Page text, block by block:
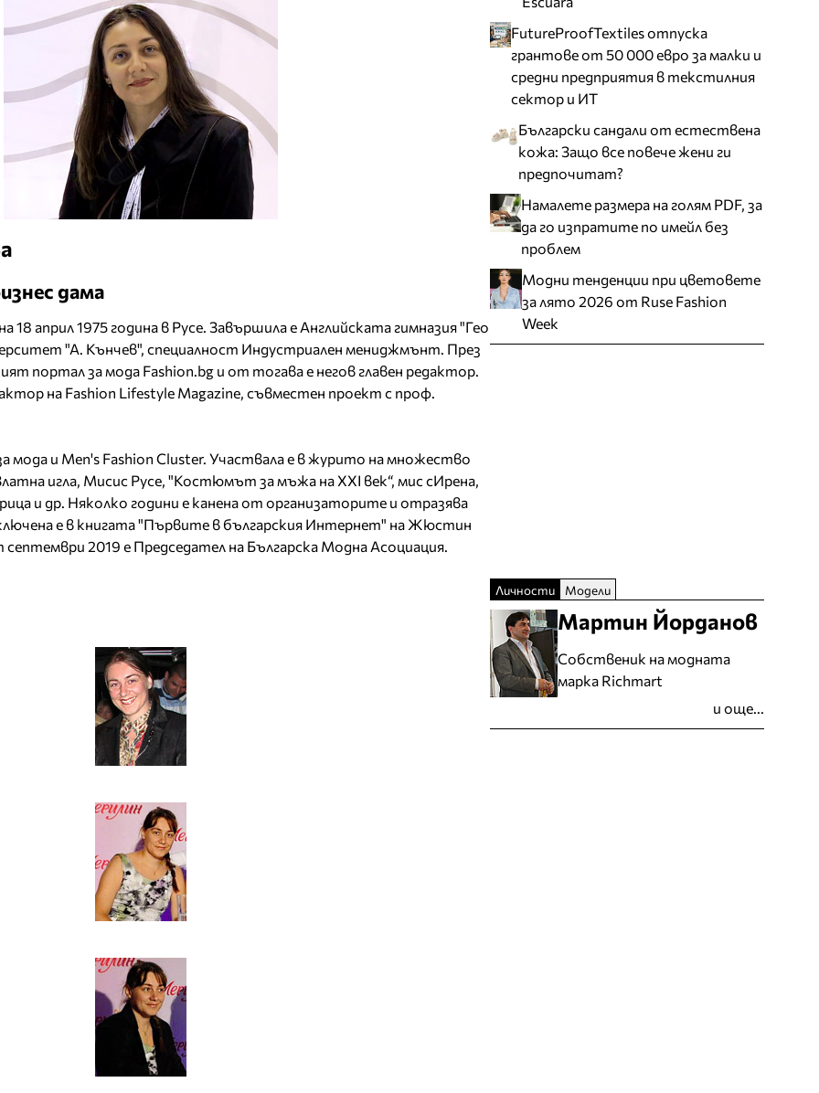
дама
18 април 1975 година в Русе. Завършила е Английската гимназия "Гео
"А. Кънчев", специалност Индустриален мениджмънт. През
портал за мода Fashion.bg и от тогава е негов главен редактор.
на Fashion Lifestyle Magazine, съвместен проект с проф.
мода и Men's Fashion Cluster. Участвала е в журито на множество
игла, Мисис Русе, "Костюмът за мъжа на XXI век“, мис сИрена,
и др. Няколко години е канена от организаторите и отразява
е в книгата "Първите в българския Интернет" на Жюстин
2019 е Председател на Българска Модна Асоциация.
FutureProofTextiles отпуска
грантове от 50 000 евро за малки и
средни предприятия в текстилния
сектор и ИТ
Български сандали от естествена
кожа: Защо все повече жени ги
предпочитат?
Намалете размера на голям PDF, за
да го изпратите по имейл без
проблем
Модни тенденции при цветовете
за лято 2026 от Ruse Fashion
Week
Личности Модели
Мартин Йорданов
Собственик на модната
марка Richmart
и още...